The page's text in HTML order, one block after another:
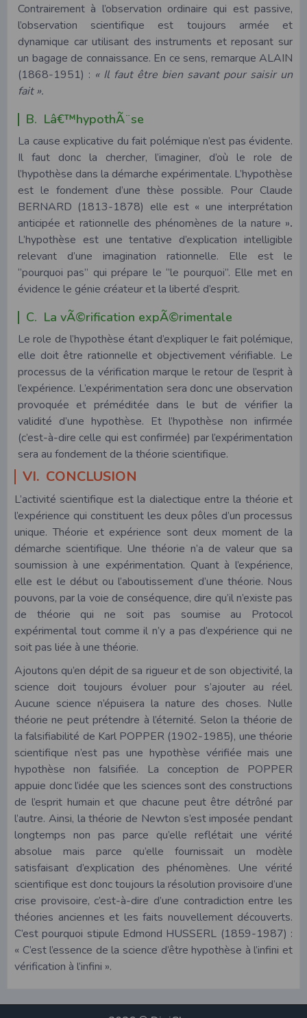
Contrairement à l’observation ordinaire qui est passive,
l’observation scientifique est toujours armée et
dynamique car utilisant des instruments et reposant sur
un bagage de connaissance. En ce sens, remarque ALAIN
(1868-1951) : « Il faut être bien savant pour saisir un
fait ».
B. Lâ€™hypothÃ¨se
La cause explicative du fait polémique n’est pas évidente.
Il faut donc la chercher, l’imaginer, d’où le role de
l’hypothèse dans la démarche expérimentale. L’hypothèse
est le fondement d’une thèse possible. Pour Claude
BERNARD (1813-1878) elle est « une interprétation
anticipée et rationnelle des phénomènes de la nature ».
L’hypothèse est une tentative d’explication intelligible
relevant d’une imagination rationnelle. Elle est le
‘’pourquoi pas’’ qui prépare le ‘’le pourquoi’’. Elle met en
évidence le génie créateur et la liberté d’esprit.
C. La vÃ©rification expÃ©rimentale
Le role de l’hypothèse étant d’expliquer le fait polémique,
elle doit être rationnelle et objectivement vérifiable. Le
processus de la vérification marque le retour de l’esprit à
l’expérience. L’expérimentation sera donc une observation
provoquée et préméditée dans le but de vérifier la
validité d’une hypothèse. Et l’hypothèse non infirmée
(c’est-à-dire celle qui est confirmée) par l’expérimentation
sera au fondement de la théorie scientifique.
VI. CONCLUSION
L’activité scientifique est la dialectique entre la théorie et
l’expérience qui constituent les deux pôles d’un processus
unique. Théorie et expérience sont deux moment de la
démarche scientifique. Une théorie n’a de valeur que sa
soumission à une expérimentation. Quant à l’expérience,
elle est le début ou l’aboutissement d’une théorie. Nous
pouvons, par la voie de conséquence, dire qu’il n’existe pas
de théorie qui ne soit pas soumise au Protocol
expérimental tout comme il n’y a pas d’expérience qui ne
soit pas liée à une théorie.
Ajoutons qu’en dépit de sa rigueur et de son objectivité, la
science doit toujours évoluer pour s’ajouter au réel.
Aucune science n’épuisera la nature des choses. Nulle
théorie ne peut prétendre à l’éternité. Selon la théorie de
la falsifiabilité de Karl POPPER (1902-1985), une théorie
scientifique n’est pas une hypothèse vérifiée mais une
hypothèse non falsifiée. La conception de POPPER
appuie donc l’idée que les sciences sont des constructions
de l’esprit humain et que chacune peut être détrôné par
l’autre. Ainsi, la théorie de Newton s’est imposée pendant
longtemps non pas parce qu’elle reflétait une vérité
absolue mais parce qu’elle fournissait un modèle
satisfaisant d’explication des phénomènes. Une vérité
scientifique est donc toujours la résolution provisoire d’une
crise provisoire, c’est-à-dire d’une contradiction entre les
théories anciennes et les faits nouvellement découverts.
C’est pourquoi stipule Edmond HUSSERL (1859-1987) :
« C’est l’essence de la science d’être hypothèse à l’infini et
vérification à l’infini ».